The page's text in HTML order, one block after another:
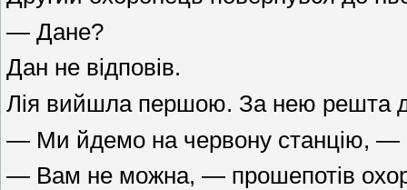
— Дане?
Дан не відповів.
Лія вийшла першою. За нею решта
— Ми йдемо на червону станцію, —
— Вам не можна, — прошепотів